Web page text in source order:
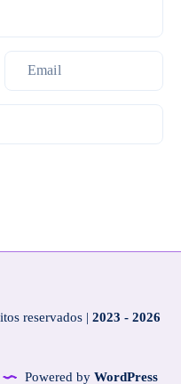
reservados | 2023 - 2026
Powered by WordPress